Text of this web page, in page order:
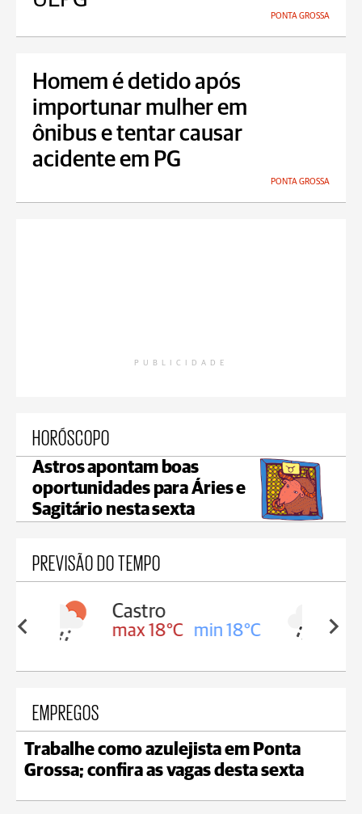
PONTA GROSSA
Homem é detido após
importunar mulher em
ônibus e tentar causar
acidente em PG
PONTA GROSSA
PUBLICIDADE
HORÓSCOPO
Astros apontam boas
oportunidades para Áries e
Sagitário nesta sexta
PREVISÃO DO TEMPO
18°C
Carambeí
max 18°C min 17°C
EMPREGOS
Trabalhe como azulejista em Ponta
Grossa; confira as vagas desta sexta